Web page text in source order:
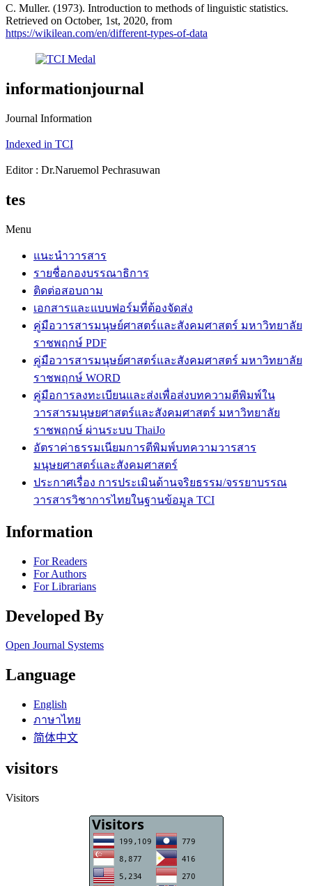
C. Muller. (1973). Introduction to methods of linguistic statistics.
Retrieved on October, 1st, 2020, from
https://wikilean.com/en/different-types-of-data
informationjournal
Journal Information
Indexed in TCI
Editor : Dr.Naruemol Pechrasuwan
tes
Menu
แนะนำวารสาร
รายชื่อกองบรรณาธิการ
ติดต่อสอบถาม
เอกสารและแบบฟอร์มที่ต้องจัดส่ง
คู่มือวารสารมนุษย์ศาสตร์และสังคมศาสตร์ มหาวิทยาลัย
ราชพฤกษ์ PDF
คู่มือวารสารมนุษย์ศาสตร์และสังคมศาสตร์ มหาวิทยาลัย
ราชพฤกษ์ WORD
คู่มือการลงทะเบียนและส่งเพื่อส่งบทความตีพิมพ์ใน
วารสารมนุษยศาสตร์และสังคมศาสตร์ มหาวิทยาลัย
ราชพฤกษ์ ผ่านระบบ ThaiJo
อัตราค่าธรรมเนียมการตีพิมพ์บทความวารสาร
มนุษยศาสตร์และสังคมศาสตร์
ประกาศเรื่อง การประเมินด้านจริยธรรม/จรรยาบรรณ
วารสารวิชาการไทยในฐานข้อมูล TCI
Information
For Readers
For Authors
For Librarians
Developed By
Open Journal Systems
Language
English
ภาษาไทย
简体中文
visitors
Visitors